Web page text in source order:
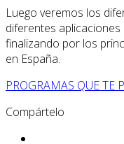
Luego veremos los
diferentes aplicaciones
finalizando por los
en España.
PROGRAMAS QUE TE
Compártelo